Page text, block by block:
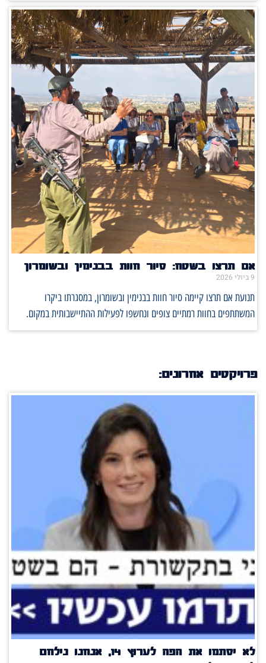
אם תרצו בשטח: סיור חוות בבנימין ובשומרון
9 ביולי 2026
תנועת אם תרצו קיימה סיור חוות בבנימין ובשומרון, במסגרתו ביקרו
המשתתפים בחוות רמתיים צופים ונחשפו לפעילות ההתיישבותית במקום.
פרויקטים אחרונים:
לא יסתמו את הפה לערוץ 14, אנחנו נילחם